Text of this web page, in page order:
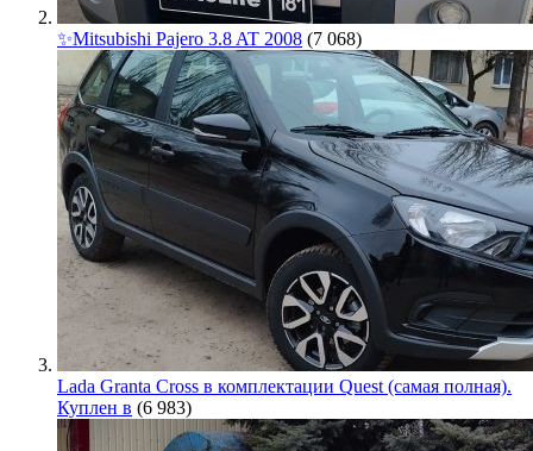
✨Mitsubishi Pajero 3.8 AT 2008 (7 068)
Lada Granta Cross в комплектации Quest (самая полная).
Куплен в (6 983)